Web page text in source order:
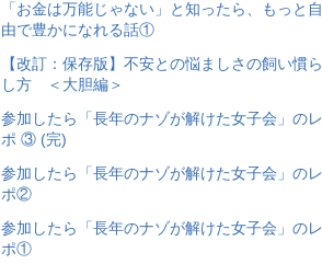
「お金は万能じゃない」と知ったら、もっと自
由で豊かになれる話①
【改訂：保存版】不安との悩ましさの飼い慣ら
し方 ＜大胆編＞
参加したら「長年のナゾが解けた女子会」のレ
ポ ③ (完)
参加したら「長年のナゾが解けた女子会」のレ
ポ②
参加したら「長年のナゾが解けた女子会」のレ
ポ①